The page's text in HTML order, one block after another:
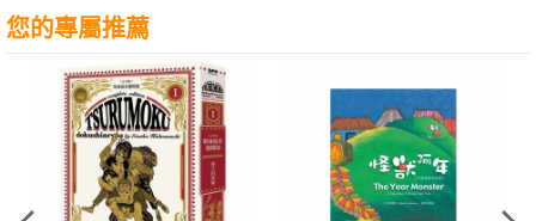
您的專屬推薦